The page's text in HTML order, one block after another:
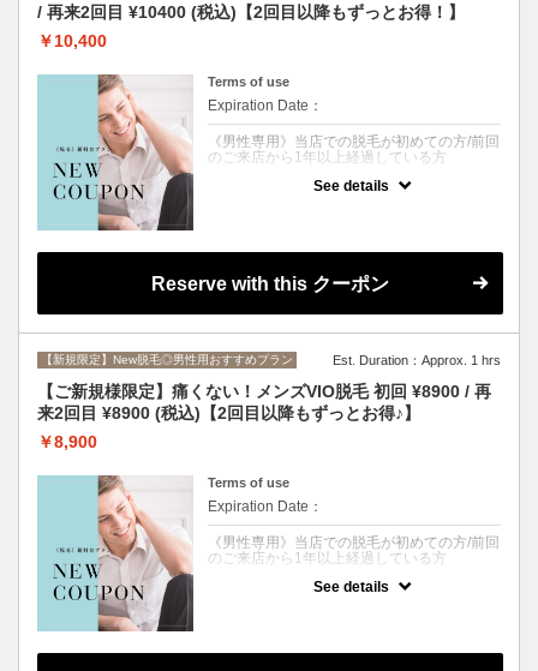
利用ください。
※シェービングが必要な場合は、オプション
/ 再来2回目 ¥10400 (税込)【2回目以降もずっとお得！】
￥10,400
Terms of use
Expiration Date：
《男性専用》当店での脱毛が初めての方/前回
のご来店から1年以上経過している方
「髭は残したい」「VIO脱毛には抵抗があ
いう方にはこちらのクーポンがおすすめ♪
さらに、1回目ご来店から90日以内のご予約
っとお得に脱毛したくないですか？
当店の脱毛機は肌へのダメージを最小限に抑
えながら、太毛～うぶ毛、白髪にも効果抜群
のSHR方式を採用◎
太くてしぶとい毛には爆抜けモード追加で１
利用ください。
※シェービングが必要な場合は、オプション
の追加をお願いいたします。
※施術者は女性のみとなります。予めご了承
くださいませ。
See details
Reserve with this クーポン
【新規限定】New脱毛◎男性用おすすめプラン Est. Duration：Approx. 1 hrs
【ご新規様限定】痛くない！メンズVIO脱毛 初回 ¥8900 / 再
来2回目 ¥8900 (税込)【2回目以降もずっとお得♪】
￥8,900
Terms of use
Expiration Date：
《男性専用》当店での脱毛が初めての方/前回
のご来店から1年以上経過している方
脱毛する男性が、年々増加し続けています。
See details